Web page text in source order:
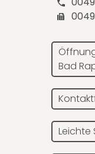
Bad
Leichte